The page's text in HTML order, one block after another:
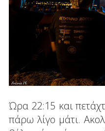
Ώρα 22:15 και
πάρω λίγο μάτι.